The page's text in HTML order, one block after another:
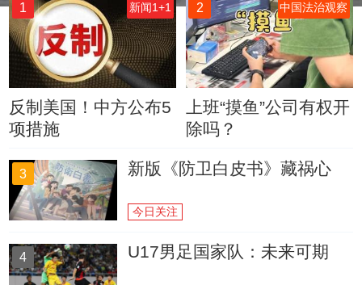
1 新闻1+1
反制美国！中方公布5
项措施
2 中国法治观察
上班“摸鱼”公司有权开
除吗？
3 新版《防卫白皮书》藏祸心
今日关注
4 U17男足国家队：未来可期